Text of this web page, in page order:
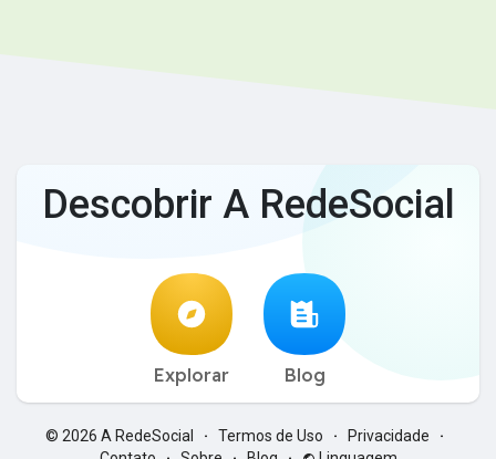
Descobrir A RedeSocial
Explorar Blog
© 2026 A RedeSocial · Termos de Uso · Privacidade ·